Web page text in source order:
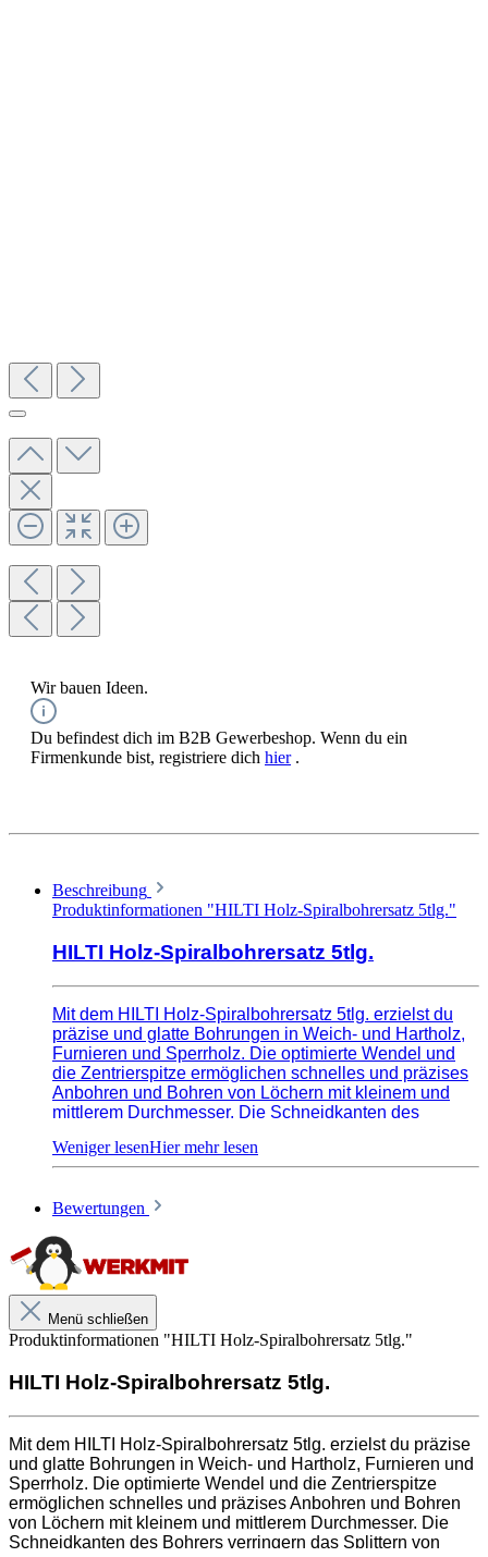
Wir bauen Ideen.
Du befindest dich im B2B Gewerbeshop. Wenn du ein
Firmenkunde bist, registriere dich hier.
Beschreibung
Produktinformationen "HILTI Holz-Spiralbohrersatz 5tlg."
HILTI Holz-Spiralbohrersatz 5tlg.
Mit dem HILTI Holz-Spiralbohrersatz 5tlg. erzielst du
präzise und glatte Bohrungen in Weich- und Hartholz,
Furnieren und Sperrholz. Die optimierte Wendel und
die Zentrierspitze ermöglichen schnelles und präzises
Anbohren und Bohren von Löchern mit kleinem und
mittlerem Durchmesser. Die Schneidkanten des
Einsteckende mit Glattschaft sorgt für einen sicheren
Halt im Bohrfutter. Perfekt geeignet zum Bohren von
selbst von der Qualität des HILTI Holz-
bei deinen Holzarbeiten.
Bohrerdurchmesser im Lieferumfang: 4,5,6,8,10 mm
Bewertungen
Menü schließen
Produktinformationen "HILTI Holz-Spiralbohrersatz 5tlg."
HILTI Holz-Spiralbohrersatz 5tlg.
Mit dem HILTI Holz-Spiralbohrersatz 5tlg. erzielst du präzise
und glatte Bohrungen in Weich- und Hartholz, Furnieren und
Sperrholz. Die optimierte Wendel und die Zentrierspitze
ermöglichen schnelles und präzises Anbohren und Bohren
von Löchern mit kleinem und mittlerem Durchmesser. Die
Schneidkanten des Bohrers verringern das Splittern von